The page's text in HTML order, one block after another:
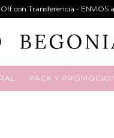
Off con Transferencia - ENVIOS
PACK Y